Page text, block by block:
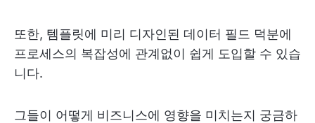
또한, 템플릿에 미리 디자인된 데이터 필드 덕분에
프로세스의 복잡성에 관계없이 쉽게 도입할 수 있습
니다.
그들이 어떻게 비즈니스에 영향을 미치는지 궁금하